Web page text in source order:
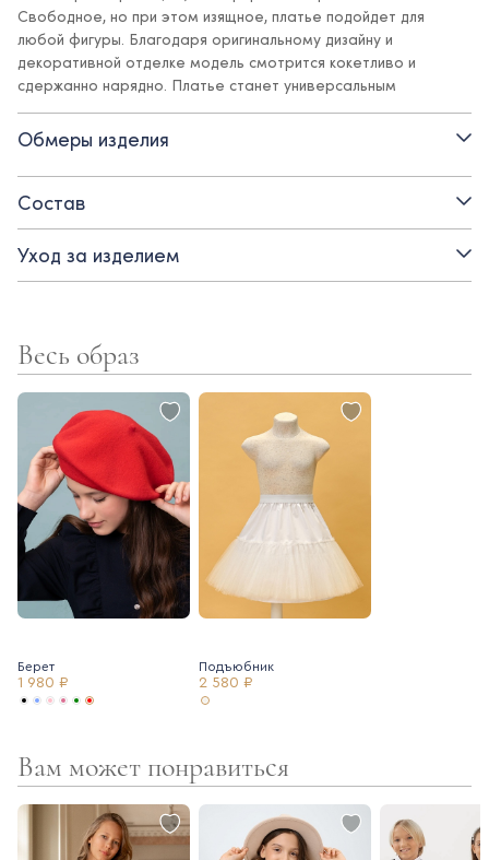
Свободное, но при этом изящное, платье подойдет для
любой фигуры. Благодаря оригинальному дизайну и
декоративной отделке модель смотрится кокетливо и
сдержанно нарядно. Платье станет универсальным
вариантом для создания комфортных школьных и стильных
праздничных образов.
Детали:
- платье выполнено из комфортной мягкой костюмной ткани с
- контрастная отделка в сочетании с принтом "клетка"
Обмеры изделия
Состав
Уход за изделием
Весь образ
Берет
1 980 ₽
Подъюбник
2 580 ₽
Вам может понравиться